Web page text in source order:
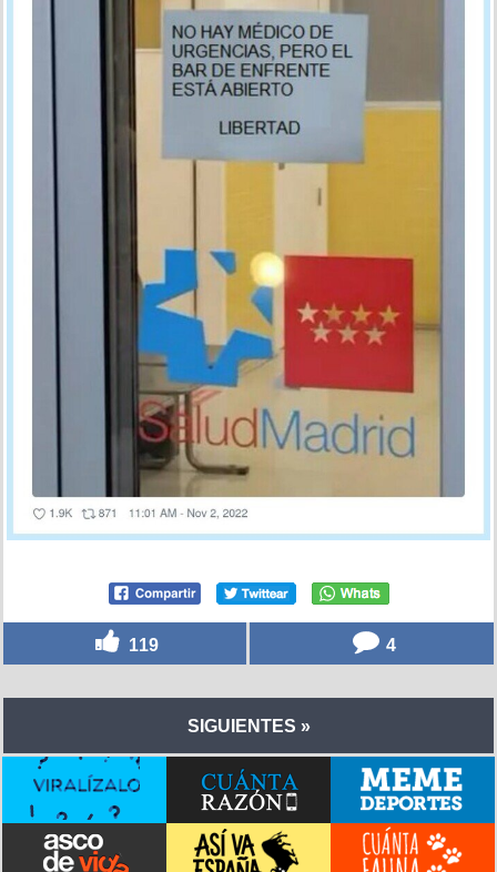
119 4
SIGUIENTES »